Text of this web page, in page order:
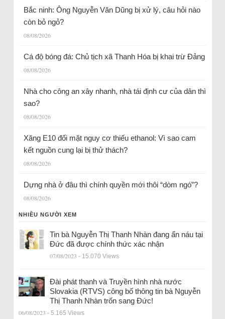
Bắc ninh: Ông Nguyễn Văn Dũng bị xử lý, câu hỏi nào
còn bỏ ngỏ?
08/08/2026
Cá độ bóng đá: Chủ tịch xã Thanh Hóa bị khai trừ Đảng
08/08/2026
Nhà cho công an xây nhanh, nhà tái định cư của dân thì
sao?
08/08/2026
Xăng E10 đối mặt nguy cơ thiếu ethanol: Vì sao cam
kết nguồn cung lại bị thử thách?
08/08/2026
Dựng nhà ở đâu thì chính quyền mới thôi “dòm ngó”?
08/08/2026
NHIỀU NGƯỜI XEM
Tin bà Nguyễn Thị Thanh Nhàn đang ẩn náu tại
Đức đã được chính thức xác nhận
07/08/2023 - 15.070 Views
Đài phát thanh và Truyền hình nhà nước
Slovakia (RTVS) công bố thông tin bà Nguyễn
Thị Thanh Nhàn trốn sang Đức!
06/08/2023 - 5.165 Views